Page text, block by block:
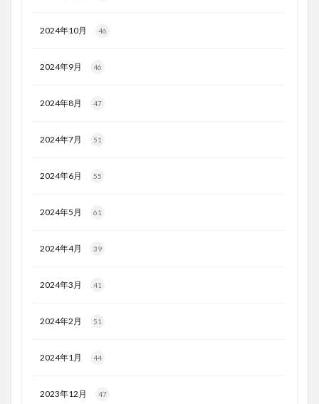
2024年10月 46
2024年9月 46
2024年8月 47
2024年7月 51
2024年6月 55
2024年5月 61
2024年4月 39
2024年3月 41
2024年2月 51
2024年1月 44
2023年12月 47